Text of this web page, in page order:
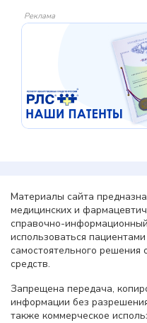
Реклама
Материалы сайта
медицинских и
справочно-
использоваться
самостоятельного
средств.
Запрещена передача,
информации без
также коммерческое